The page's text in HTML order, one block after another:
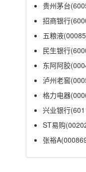
贵州茅台
招商银行
五粮液
民生银行
东阿阿胶
泸州老窖
格力电器
兴业银行
ST易购
张裕